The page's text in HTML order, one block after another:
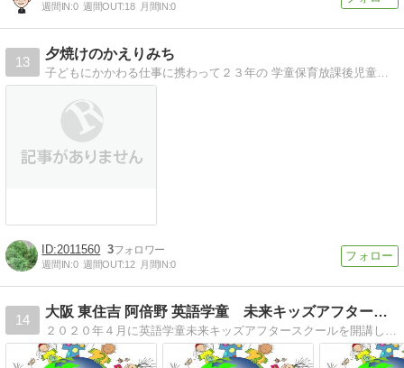
週間IN:0 週間OUT:18 月間IN:0
13
夕焼けのかえりみち
子どもにかかわる仕事に携わって２３年の 学童保育放課後児童支援員。 学童クラブの子どもたちとの 温かく、たくましい日々を描きます。
2011560 3
週間IN:0 週間OUT:12 月間IN:0
14
大阪 東住吉 阿倍野 英語学童 未来キッズアフタースクール
２０２０年４月に英語学童未来キッズアフタースクールを開講します。その準備として、プレオープンの様子や日々のレッスンの出来事について綴っています。